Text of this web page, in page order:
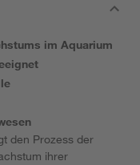
im Aquarium
den Prozess der
ihrer